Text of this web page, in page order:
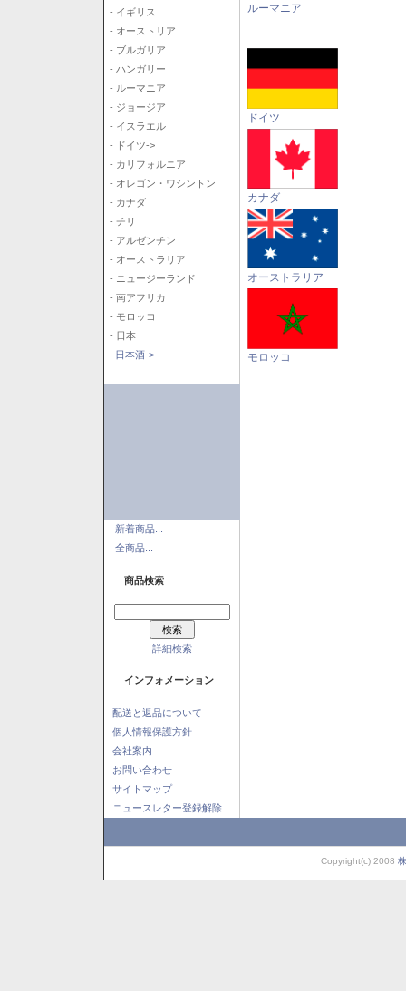
- イギリス
- オーストリア
- ブルガリア
- ハンガリー
- ルーマニア
- ジョージア
- イスラエル
- ドイツ->
- カリフォルニア
- オレゴン・ワシントン
- カナダ
- チリ
- アルゼンチン
- オーストラリア
- ニュージーランド
- 南アフリカ
- モロッコ
- 日本
日本酒->
新着商品...
全商品...
商品検索
詳細検索
インフォメーション
配送と返品について
個人情報保護方針
会社案内
お問い合わせ
サイトマップ
ニュースレター登録解除
ルーマニア
ドイツ
カナダ
オーストラリア
モロッコ
Copyright(c) 2008